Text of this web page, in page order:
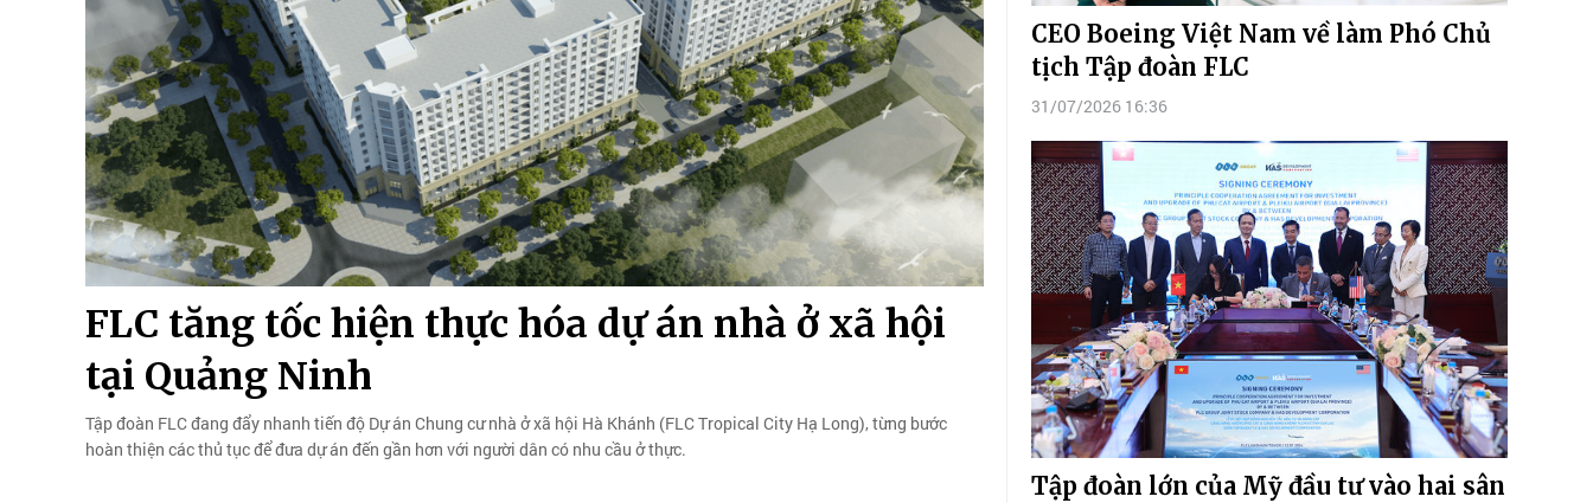
FLC tăng tốc hiện thực hóa dự án nhà ở xã hội
tại Quảng Ninh
Tập đoàn FLC đang đẩy nhanh tiến độ Dự án Chung cư nhà ở xã hội Hà Khánh (FLC Tropical City Hạ Long), từng bước
hoàn thiện các thủ tục để đưa dự án đến gần hơn với người dân có nhu cầu ở thực.
CEO Boeing Việt Nam về làm Phó Chủ
tịch Tập đoàn FLC
31/07/2026 16:36
Tập đoàn lớn của Mỹ đầu tư vào hai sân